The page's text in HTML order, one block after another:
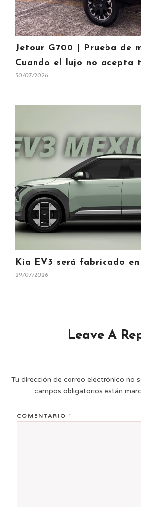
Jetour G700 | Prueba de
Cuando el lujo no acepta
30/07/2026
Kia EV3 será fabricado en
29/07/2026
Leave A
Tu dirección de correo electrónico no
campos obligatorios están
COMENTARIO *